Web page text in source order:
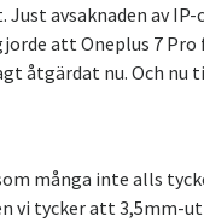
avsaknaden av
att Oneplus 7 Pro
åtgärdat nu. Och nu
många inte alls
vi tycker att 3,5mm-